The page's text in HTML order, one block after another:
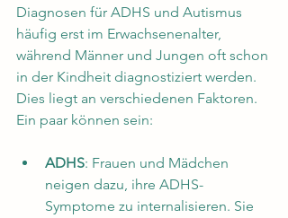
Diagnosen für ADHS und Autismus
häufig erst im Erwachsenenalter,
während Männer und Jungen oft schon
in der Kindheit diagnostiziert werden.
Dies liegt an verschiedenen Faktoren.
Ein paar können sein:
ADHS: Frauen und Mädchen
neigen dazu, ihre ADHS-
Symptome zu internalisieren. Sie